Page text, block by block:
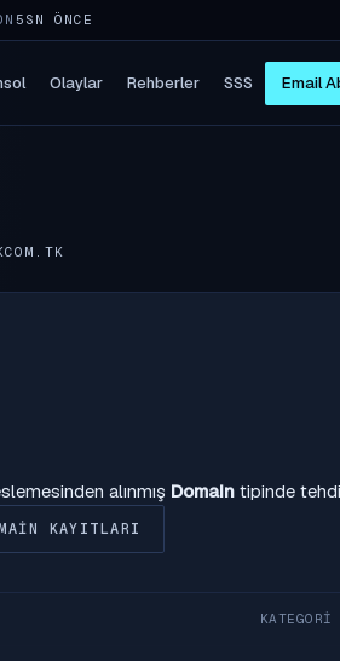
5SN ÖNCE
Olaylar Rehberler SSS Email
alınmış Domain tipinde
KAYITLARI
KATEGORI